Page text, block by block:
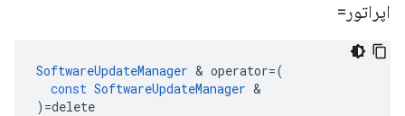
اپراتور=
SoftwareUpdateManager & operator=(
const SoftwareUpdateManager &
) =delete